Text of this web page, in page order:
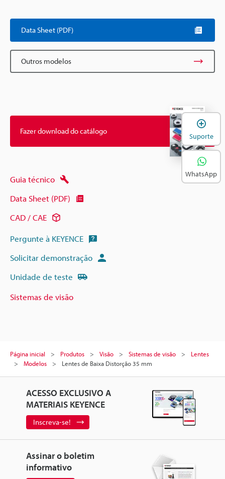
Data Sheet (PDF)
Outros modelos
Fazer download do catálogo
Guia técnico
Data Sheet (PDF)
CAD / CAE
Pergunte à KEYENCE
Solicitar demonstração
Unidade de teste
Sistemas de visão
Página inicial Produtos Visão Sistemas de visão
Lentes
Modelos
Lentes de Baixa Distorção 35 mm
ACESSO EXCLUSIVO A
MATERIAIS KEYENCE
Inscreva-se!
Assinar o boletim
informativo
Suporte
WhatsApp